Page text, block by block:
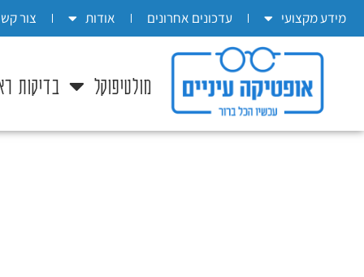
בְּאֲתָר
זֶה
מֻפְעֶלֶת
"המרכז
הישראלי
מידע מקצועי עדכונים אחרונים אודות צור
מולטיפוקל בדיקות